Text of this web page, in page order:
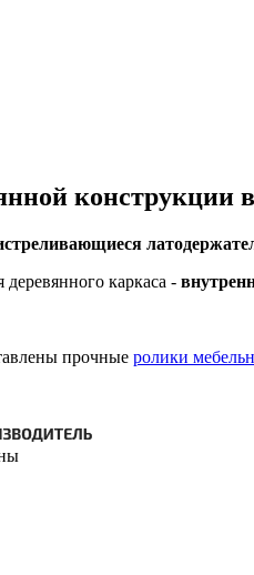
конструкции
деревянного каркаса -
прочные ролики